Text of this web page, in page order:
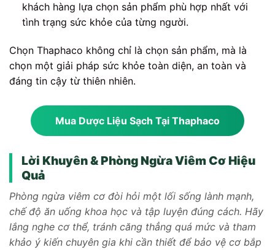
khách hàng lựa chọn sản phẩm phù hợp nhất với
tình trạng sức khỏe của từng người.
Chọn Thaphaco không chỉ là chọn sản phẩm, mà là
chọn một giải pháp sức khỏe toàn diện, an toàn và
đáng tin cậy từ thiên nhiên.
Mua Dược Liệu Sạch Tại Thaphaco
Lời Khuyên & Phòng Ngừa Viêm Cơ Hiệu
Quả
Phòng ngừa viêm cơ đòi hỏi một lối sống lành mạnh,
chế độ ăn uống khoa học và tập luyện đúng cách. Hãy
lắng nghe cơ thể, tránh căng thẳng quá mức và tham
khảo ý kiến chuyên gia khi cần thiết để bảo vệ cơ bắp